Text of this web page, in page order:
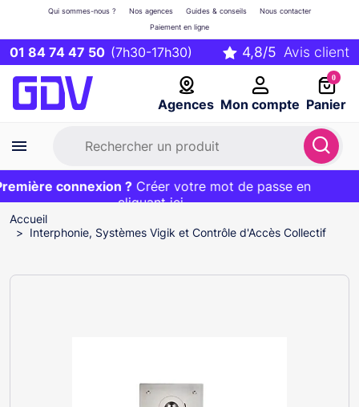
01 84 74 47 50 (7h30-17h30)
Agences Mon compte
Qui sommes-nous ? Nos agences Guides & conseils
Nous contacter
Paiement en ligne
0
Panier
Première commande ?20€ OFFERT sur votre panier
et livraison 24/48h gratuite avec le codeBIENVENUE
connexion ?Créer votre mot de passe en
cliquant ici
EXCLU WEB :
Accueil
Interphonie, Systèmes Vigik et Contrôle d'Accès Collectif